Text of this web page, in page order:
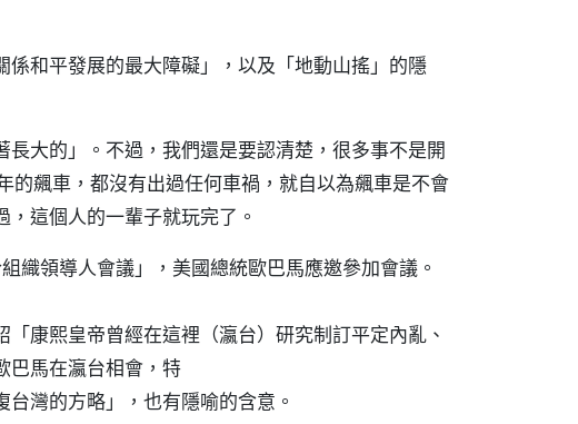
和平發展的最大障礙」，以及「地動山搖」的隱
大的」。不過，我們還是要認清楚，很多事不是開
的飆車，都沒有出過任何車禍，就自以為飆車是不會
這個人的一輩子就玩完了。
織領導人會議」，美國總統歐巴馬應邀參加會議。
康熙皇帝曾經在這裡（瀛台）研究制訂平定內亂、
巴馬在瀛台相會，特
灣的方略」，也有隱喻的含意。